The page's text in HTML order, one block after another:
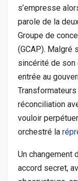
s’empresse
parole de la
Groupe de
(GCAP). Malgré
sincérité de son
entrée au
réconciliation
vouloir
orchestré la
Un changement
accord secret,